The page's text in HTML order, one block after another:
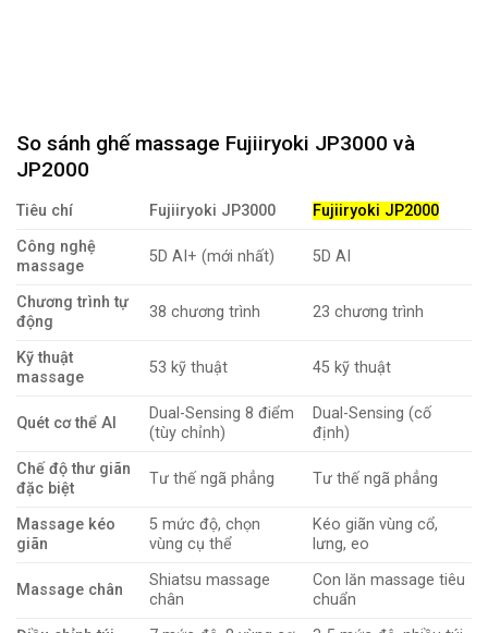
So sánh ghế massage Fujiiryoki JP3000 và
JP2000
Tiêu chí Fujiiryoki JP3000
Fujiiryoki JP2000
Công nghệ
massage
5D AI+ (mới nhất) 5D AI
Chương trình tự
động
38 chương trình 23 chương trình
Kỹ thuật
massage
53 kỹ thuật 45 kỹ thuật
Quét cơ thể AI
Dual-Sensing 8 điểm
(tùy chỉnh)
Dual-Sensing (cố
định)
Chế độ thư giãn
đặc biệt
Tư thế ngã phẳng Tư thế ngã phẳng
Massage kéo
giãn
5 mức độ, chọn
vùng cụ thể
Kéo giãn vùng cổ,
lưng, eo
Massage chân
Shiatsu massage
chân
Con lăn massage tiêu
chuẩn